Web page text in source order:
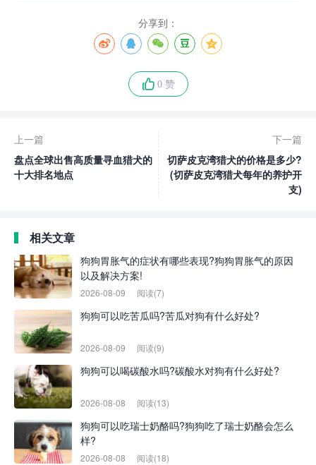
分享到：
0 赞
上一篇
盘点全球出售高质量寻血猎犬的
十大排名地点
下一篇
切萨皮克湾猎犬的价格是多少?
(切萨皮克湾猎犬每年的养护开
支)
相关文章
狗狗胃胀气的症状有哪些表现?狗狗胃胀气的原因
以及解决方案!
2026-08-09 阅读(7)
狗狗可以吃苦瓜吗?苦瓜对狗有什么好处?
2026-08-09 阅读(9)
狗狗可以喝碳酸水吗?碳酸水对狗有什么好处?
2026-08-08 阅读(13)
狗狗可以吃瑞士奶酪吗?狗狗吃了瑞士奶酪会怎么
样?
2026-08-08 阅读(18)